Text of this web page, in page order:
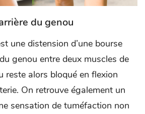
du genou
une distension d’une bourse
genou entre deux muscles de
reste alors bloqué en flexion
On retrouve également un
sensation de tuméfaction non